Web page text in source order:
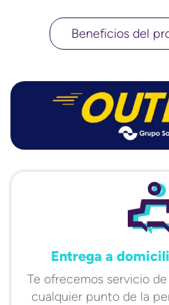
Beneficios del
Entrega a
Te ofrecemos servicio
cualquier punto de la